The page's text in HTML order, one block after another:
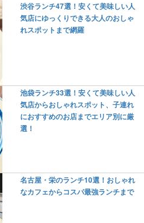
渋谷ランチ47選！安くて美味しい人
気店にゆっくりできる大人のおしゃ
れスポットまで網羅
池袋ランチ33選！安くて美味しい人
気店からおしゃれスポット、子連れ
におすすめのお店までエリア別に厳
選！
名古屋・栄のランチ10選！おしゃれ
なカフェからコスパ最強ランチまで